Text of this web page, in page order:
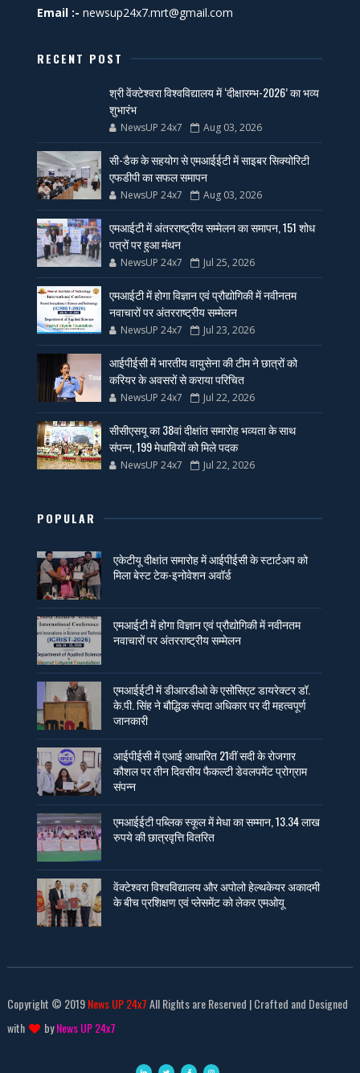
Email :- newsup24x7.mrt@gmail.com
RECENT POST
श्री वेंक्टेश्वरा विश्वविद्यालय में ‘दीक्षारम्भ-2026’ का भव्य
शुभारंभ
NewsUP 24x7 Aug 03, 2026
सी-डैक के सहयोग से एमआईईटी में साइबर सिक्योरिटी
एफडीपी का सफल समापन
NewsUP 24x7 Aug 03, 2026
एमआईटी में अंतरराष्ट्रीय सम्मेलन का समापन, 151 शोध
पत्रों पर हुआ मंथन
NewsUP 24x7 Jul 25, 2026
एमआईटी में होगा विज्ञान एवं प्रौद्योगिकी में नवीनतम
नवाचारों पर अंतरराष्ट्रीय सम्मेलन
NewsUP 24x7 Jul 23, 2026
आईपीईसी में भारतीय वायुसेना की टीम ने छात्रों को
करियर के अवसरों से कराया परिचित
NewsUP 24x7 Jul 22, 2026
सीसीएसयू का 38वां दीक्षांत समारोह भव्यता के साथ
संपन्न, 199 मेधावियों को मिले पदक
NewsUP 24x7 Jul 22, 2026
POPULAR
एकेटीयू दीक्षांत समारोह में आईपीईसी के स्टार्टअप को
मिला बेस्ट टेक-इनोवेशन अवॉर्ड
एमआईटी में होगा विज्ञान एवं प्रौद्योगिकी में नवीनतम
नवाचारों पर अंतरराष्ट्रीय सम्मेलन
एमआईईटी में डीआरडीओ के एसोसिएट डायरेक्टर डॉ.
के.पी. सिंह ने बौद्धिक संपदा अधिकार पर दी महत्वपूर्ण
जानकारी
आईपीईसी में एआई आधारित 21वीं सदी के रोजगार
कौशल पर तीन दिवसीय फैकल्टी डेवलपमेंट प्रोग्राम
संपन्न
एमआईईटी पब्लिक स्कूल में मेधा का सम्मान, 13.34 लाख
रुपये की छात्रवृत्ति वितरित
वेंक्टेश्वरा विश्वविद्यालय और अपोलो हेल्थकेयर अकादमी
के बीच प्रशिक्षण एवं प्लेसमेंट को लेकर एमओयू
Copyright © 2019News UP 24x7All Rights are Reserved | Crafted and Designed
with
byNews UP 24x7